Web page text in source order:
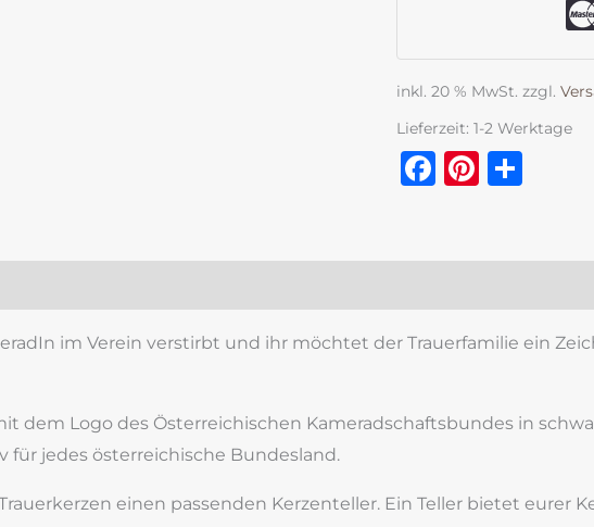
inkl. 20 % MwSt. zzgl.
Lieferzeit: 1-2 Werktage
Facebook
im Verein verstirbt und ihr möchtet der Trauerfamilie ein
dem Logo des Österreichischen Kameradschaftsbundes in
für jedes österreichische Bundesland.
einen passenden Kerzenteller. Ein Teller bietet eurer